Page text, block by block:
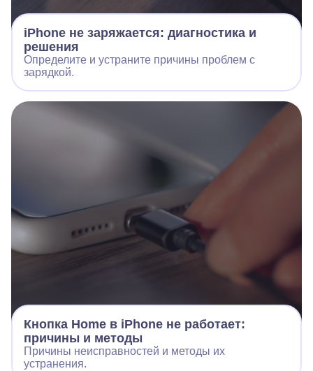
iPhone не заряжается: диагностика и
решения
Определите и устраните причины проблем с
зарядкой.
Кнопка Home в iPhone не работает:
причины и методы
Причины неисправностей и методы их
устранения.